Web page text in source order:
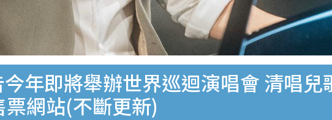
年即將舉辦世界巡迴演唱會 清唱兒
網站(不斷更新)